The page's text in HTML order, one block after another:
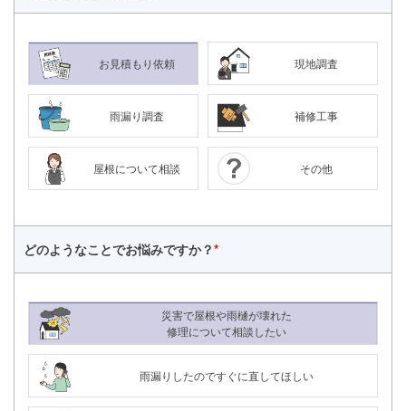
お見積もり依頼 現地調査
雨漏り調査 補修工事
屋根について相談 その他
どのようなことでお悩みですか？*
災害で屋根や雨樋が壊れた
修理について相談したい
雨漏りしたのですぐに直してほしい